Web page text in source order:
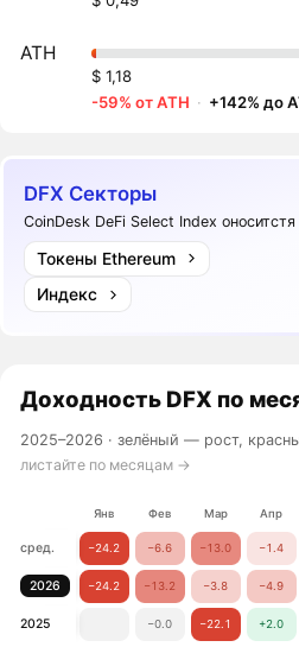
ATH
$ 1,18
-59% от ATH · +142% до
DFX Секторы
CoinDesk DeFi Select Index
Токены Ethereum
Индекс
Доходность DFX по
2025–2026 ·зелёный — рост,
листайте по месяцам →
Янв Фев Мар Апр
сред. −24.2 −6.6 −13.0 −1.4
2026 −24.2 −13.2 −3.8 −4.9
2025 −0.0 −22.1 +2.0